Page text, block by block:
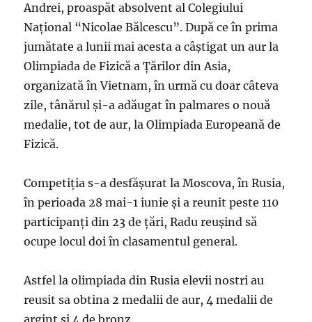
Andrei, proaspăt absolvent al Colegiului
Naţional “Nicolae Bălcescu”. După ce în prima
jumătate a lunii mai acesta a câştigat un aur la
Olimpiada de Fizică a Ţărilor din Asia,
organizată în Vietnam, în urmă cu doar câteva
zile, tânărul şi-a adăugat în palmares o nouă
medalie, tot de aur, la Olimpiada Europeană de
Fizică.
Competiţia s-a desfăşurat la Moscova, în Rusia,
în perioada 28 mai-1 iunie şi a reunit peste 110
participanţi din 23 de ţări, Radu reuşind să
ocupe locul doi în clasamentul general.
Astfel la olimpiada din Rusia elevii nostri au
reusit sa obtina 2 medalii de aur, 4 medalii de